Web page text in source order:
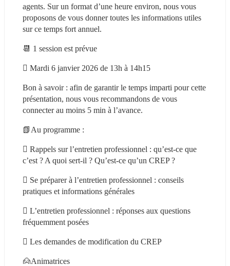
agents. Sur un format d’une heure environ, nous vous
proposons de vous donner toutes les informations utiles
sur ce temps fort annuel.
📆 1 session est prévue
 Mardi 6 janvier 2026 de 13h à 14h15
Bon à savoir : afin de garantir le temps imparti pour cette
présentation, nous vous recommandons de vous
connecter au moins 5 min à l’avance.
📗Au programme :
 Rappels sur l’entretien professionnel : qu’est-ce que
c’est ? A quoi sert-il ? Qu’est-ce qu’un CREP ?
 Se préparer à l’entretien professionnel : conseils
pratiques et informations générales
 L’entretien professionnel : réponses aux questions
fréquemment posées
 Les demandes de modification du CREP
🙍Animatrices